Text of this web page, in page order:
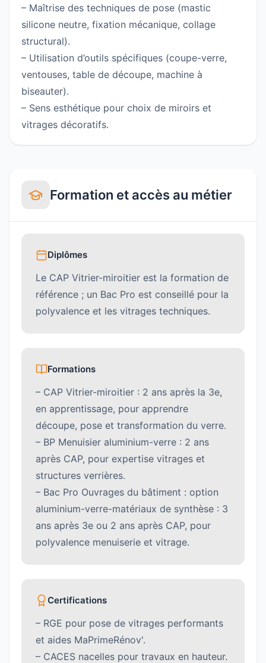
– Maîtrise des techniques de pose (mastic
silicone neutre, fixation mécanique, collage
structural).
– Utilisation d’outils spécifiques (coupe-verre,
ventouses, table de découpe, machine à
biseauter).
– Sens esthétique pour choix de miroirs et
vitrages décoratifs.
Formation et accès au métier
Diplômes
Le CAP Vitrier-miroitier est la formation de
référence ; un Bac Pro est conseillé pour la
polyvalence et les vitrages techniques.
Formations
– CAP Vitrier-miroitier : 2 ans après la 3e,
en apprentissage, pour apprendre
découpe, pose et transformation du verre.
– BP Menuisier aluminium-verre : 2 ans
après CAP, pour expertise vitrages et
structures verrières.
– Bac Pro Ouvrages du bâtiment : option
aluminium-verre-matériaux de synthèse : 3
ans après 3e ou 2 ans après CAP, pour
polyvalence menuiserie et vitrage.
Certifications
– RGE pour pose de vitrages performants
et aides MaPrimeRénov'.
– CACES nacelles pour travaux en hauteur.